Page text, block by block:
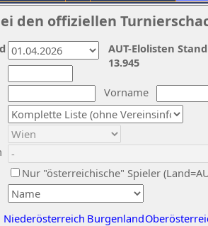
den offiziellen
Vorname
Nur "österreichische" Spieler
Niederösterreich Burgenland
AUT-Elolisten
13.945